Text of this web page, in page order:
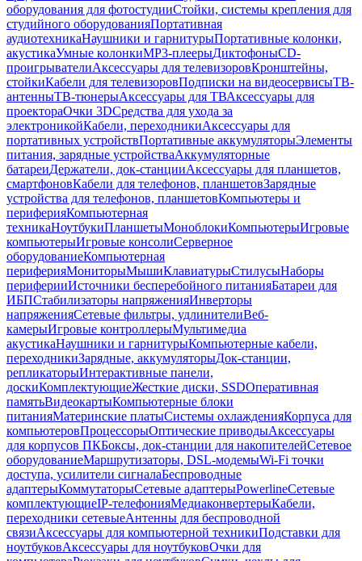
оборудования для фотостудииСтойки, системы крепления для
студийного оборудованияПортативная
аудиотехникаНаушники и гарнитурыПортативные колонки,
акустикаУмные колонкиMP3-плеерыДиктофоныCD-
проигрывателиАксессуары для телевизоровКронштейны,
стойкиКабели для телевизоровПодписки на видеосервисыТВ-
антенныТВ-тюнерыАксессуары для ТВАксессуары для
проектораОчки 3DСредства для ухода за
электроникойКабели, переходникиАксессуары для
портативных устройствПортативные аккумуляторыЭлементы
питания, зарядные устройстваАккумуляторные
батареиДержатели, док-станцииАксессуары для планшетов,
смартфоновКабели для телефонов, планшетовЗарядные
устройства для телефонов, планшетовКомпьютеры и
периферияКомпьютерная
техникаНоутбукиПланшетыМоноблокиКомпьютерыИгровые
компьютерыИгровые консолиСерверное
оборудованиеКомпьютерная
периферияМониторыМышиКлавиатурыСтилусыНаборы
периферииИсточники бесперебойного питанияБатареи для
ИБПСтабилизаторы напряженияИнверторы
напряженияСетевые фильтры, удлинителиВеб-
камерыИгровые контроллерыМультимедиа
акустикаНаушники и гарнитурыКомпьютерные кабели,
переходникиЗарядные, аккумуляторыДок-станции,
репликаторыИнтерактивные панели,
доскиКомплектующиеЖесткие диски, SSDОперативная
памятьВидеокартыКомпьютерные блоки
питанияМатеринские платыСистемы охлажденияКорпуса для
компьютеровПроцессорыОптические приводыАксессуары
для корпусов ПКБоксы, док-станции для накопителейСетевое
оборудованиеМаршрутизаторы, DSL-модемыWi-Fi точки
доступа, усилители сигналаБеспроводные
адаптерыКоммутаторыСетевые адаптерыPowerlineСетевые
комплектующиеIP-телефонияМедиаконвертерыКабели,
переходники сетевыеАнтенны для беспроводной
связиАксессуары для компьютерной техникиПодставки для
ноутбуковАксессуары для ноутбуковОчки для